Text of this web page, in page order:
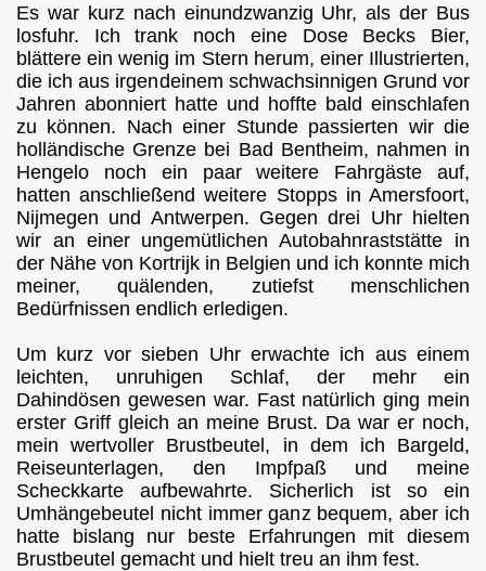
Es war kurz nach einundzwanzig Uhr, als der Bus
losfuhr. Ich trank noch eine Dose Becks Bier,
blättere ein wenig im Stern herum, einer Illustrierten,
die ich aus irgendeinem schwachsinnigen Grund vor
Jahren abonniert hatte und hoffte bald einschlafen
zu können. Nach einer Stunde passierten wir die
holländische Grenze bei Bad Bentheim, nahmen in
Hengelo noch ein paar weitere Fahrgäste auf,
hatten anschließend weitere Stopps in Amersfoort,
Nijmegen und Antwerpen. Gegen drei Uhr hielten
wir an einer ungemütlichen Autobahnraststätte in
der Nähe von Kortrijk in Belgien und ich konnte mich
meiner, quälenden, zutiefst menschlichen
Bedürfnissen endlich erledigen.
Um kurz vor sieben Uhr erwachte ich aus einem
leichten, unruhigen Schlaf, der mehr ein
Dahindösen gewesen war. Fast natürlich ging mein
erster Griff gleich an meine Brust. Da war er noch,
mein wertvoller Brustbeutel, in dem ich Bargeld,
Reiseunterlagen, den Impfpaß und meine
Scheckkarte aufbewahrte. Sicherlich ist so ein
Umhängebeutel nicht immer ganz bequem, aber ich
hatte bislang nur beste Erfahrungen mit diesem
Brustbeutel gemacht und hielt treu an ihm fest.